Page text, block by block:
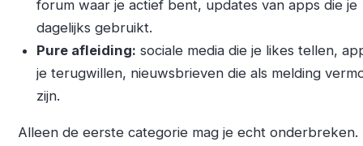
forum waar je actief bent, updates van apps die je
dagelijks gebruikt.
Pure afleiding: sociale media die je likes tellen,
je terugwillen, nieuwsbrieven die als melding
zijn.
Alleen de eerste categorie mag je echt onderbreken.